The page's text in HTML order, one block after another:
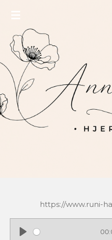
Gå
hovedinnhold
https://www.runi-